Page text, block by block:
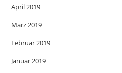
April 2019
März 2019
Februar 2019
Januar 2019